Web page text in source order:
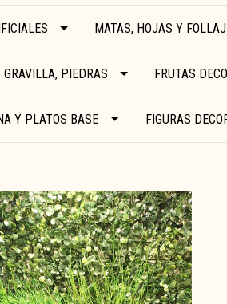
MATAS, HOJAS Y
GRAVILLA, PIEDRAS FRUTAS
Y PLATOS BASE FIGURAS